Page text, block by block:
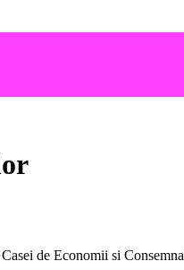
de Economii si